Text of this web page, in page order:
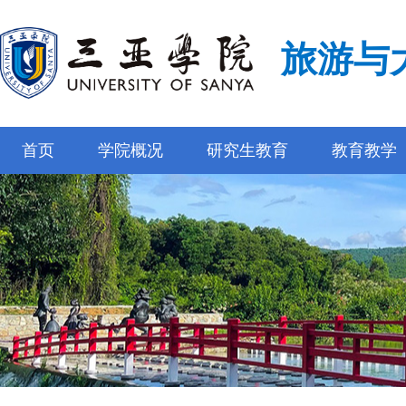
旅游与
首页 学院概况 研究生教育 教育教学